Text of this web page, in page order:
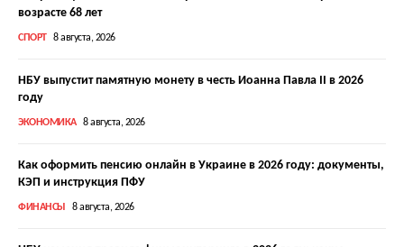
возрасте 68 лет
СПОРТ 8 августа, 2026
НБУ выпустит памятную монету в честь Иоанна Павла II в 2026
году
ЭКОНОМИКА 8 августа, 2026
Как оформить пенсию онлайн в Украине в 2026 году: документы,
КЭП и инструкция ПФУ
ФИНАНСЫ 8 августа, 2026